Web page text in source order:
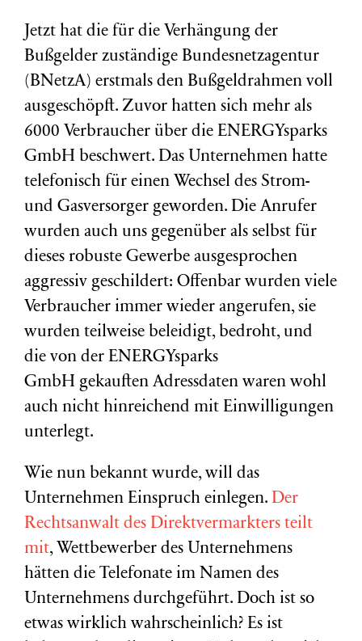
Jetzt hat die für die Verhängung der
Bußgelder zuständige Bundesnetzagentur
(BNetzA) erstmals den Bußgeldrahmen voll
ausgeschöpft. Zuvor hatten sich mehr als
6000 Verbraucher über die ENERGYsparks
GmbH beschwert. Das Unternehmen hatte
telefonisch für einen Wechsel des Strom-
und Gasversorger geworden. Die Anrufer
wurden auch uns gegenüber als selbst für
dieses robuste Gewerbe ausgesprochen
aggressiv geschildert: Offenbar wurden viele
Verbraucher immer wieder angerufen, sie
wurden teilweise beleidigt, bedroht, und
die von der ENERGYsparks
GmbH gekauften Adressdaten waren wohl
auch nicht hinreichend mit Einwilligungen
unterlegt.
Wie nun bekannt wurde, will das
Unternehmen Einspruch einlegen. Der
Rechtsanwalt des Direktvermarkters teilt
mit, Wettbewerber des Unternehmens
hätten die Telefonate im Namen des
Unternehmens durchgeführt. Doch ist so
etwas wirklich wahrscheinlich? Es ist